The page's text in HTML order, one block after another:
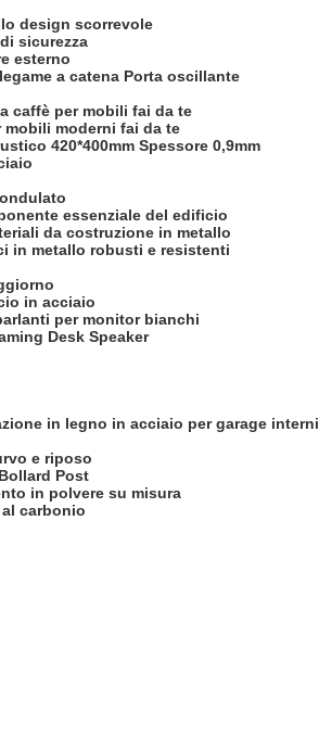
design scorrevole
sicurezza
esterno
a catena Porta oscillante
caffè per mobili fai da te
mobili moderni fai da te
420*400mm Spessore 0,9mm
essenziale del edificio
da costruzione in metallo
in metallo robusti e resistenti
in acciaio
per monitor bianchi
Desk Speaker
in legno in acciaio per garage interni
e riposo
Post
in polvere su misura
carbonio